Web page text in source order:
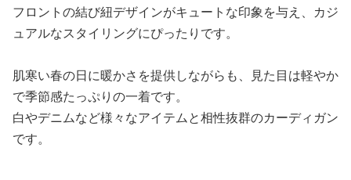
フロントの結び紐デザインがキュートな印象を与え、カジ
ュアルなスタイリングにぴったりです。
肌寒い春の日に暖かさを提供しながらも、見た目は軽やか
で季節感たっぷりの一着です。
白やデニムなど様々なアイテムと相性抜群のカーディガン
です。